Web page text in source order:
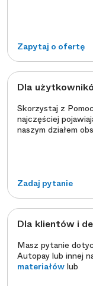
Zapytaj o ofertę
Dla
Skorzystaj z
najczęściej
naszym działem
Zadaj pytanie
Dla klientów i
Masz pytanie
Autopay lub innej
materiałów lub